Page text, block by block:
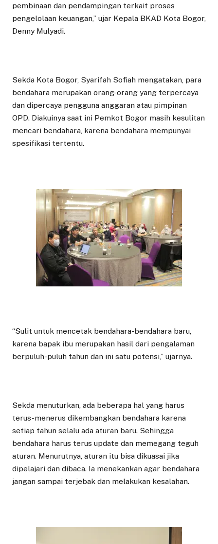
pembinaan dan pendampingan terkait proses
pengelolaan keuangan,” ujar Kepala BKAD Kota Bogor,
Denny Mulyadi.
Sekda Kota Bogor, Syarifah Sofiah mengatakan, para
bendahara merupakan orang-orang yang terpercaya
dan dipercaya pengguna anggaran atau pimpinan
OPD. Diakuinya saat ini Pemkot Bogor masih kesulitan
mencari bendahara, karena bendahara mempunyai
spesifikasi tertentu.
“Sulit untuk mencetak bendahara-bendahara baru,
karena bapak ibu merupakan hasil dari pengalaman
berpuluh-puluh tahun dan ini satu potensi,” ujarnya.
Sekda menuturkan, ada beberapa hal yang harus
terus-menerus dikembangkan bendahara karena
setiap tahun selalu ada aturan baru. Sehingga
bendahara harus terus update dan memegang teguh
aturan. Menurutnya, aturan itu bisa dikuasai jika
dipelajari dan dibaca. Ia menekankan agar bendahara
jangan sampai terjebak dan melakukan kesalahan.